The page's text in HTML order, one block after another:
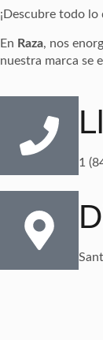
¡Descubre todo
En Raza, nos
nuestra marca se
1